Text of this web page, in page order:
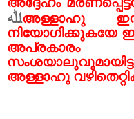
ﷲഅള്ളാഹു
നിയോഗിക്കുകയേ
അപ്രകാരം
അള്ളാഹു